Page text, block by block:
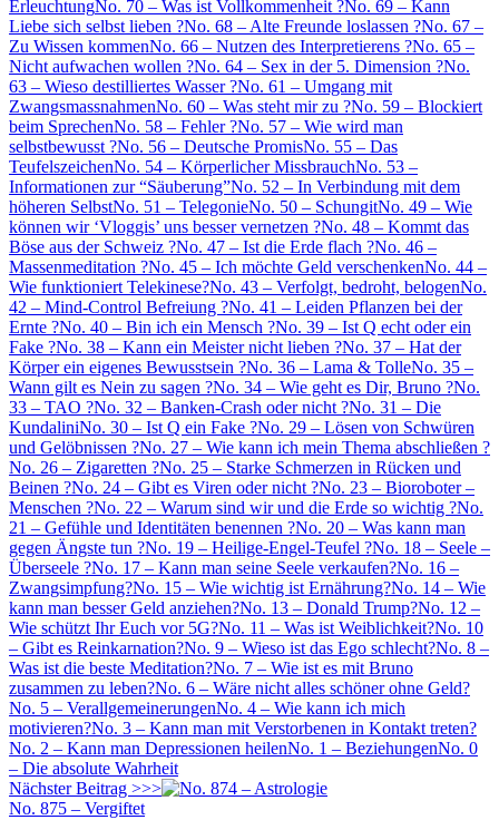
ErleuchtungNo. 70 – Was ist Vollkommenheit ?No. 69 – Kann
Liebe sich selbst lieben ?No. 68 – Alte Freunde loslassen ?No. 67 –
Zu Wissen kommenNo. 66 – Nutzen des Interpretierens ?No. 65 –
Nicht aufwachen wollen ?No. 64 – Sex in der 5. Dimension ?No.
63 – Wieso destilliertes Wasser ?No. 61 – Umgang mit
ZwangsmassnahmenNo. 60 – Was steht mir zu ?No. 59 – Blockiert
beim SprechenNo. 58 – Fehler ?No. 57 – Wie wird man
selbstbewusst ?No. 56 – Deutsche PromisNo. 55 – Das
TeufelszeichenNo. 54 – Körperlicher MissbrauchNo. 53 –
Informationen zur “Säuberung”No. 52 – In Verbindung mit dem
höheren SelbstNo. 51 – TelegonieNo. 50 – SchungitNo. 49 – Wie
können wir ‘Vloggis’ uns besser vernetzen ?No. 48 – Kommt das
Böse aus der Schweiz ?No. 47 – Ist die Erde flach ?No. 46 –
Massenmeditation ?No. 45 – Ich möchte Geld verschenkenNo. 44 –
Wie funktioniert Telekinese?No. 43 – Verfolgt, bedroht, belogenNo.
42 – Mind-Control Befreiung ?No. 41 – Leiden Pflanzen bei der
Ernte ?No. 40 – Bin ich ein Mensch ?No. 39 – Ist Q echt oder ein
Fake ?No. 38 – Kann ein Meister nicht lieben ?No. 37 – Hat der
Körper ein eigenes Bewusstsein ?No. 36 – Lama & TolleNo. 35 –
Wann gilt es Nein zu sagen ?No. 34 – Wie geht es Dir, Bruno ?No.
33 – TAO ?No. 32 – Banken-Crash oder nicht ?No. 31 – Die
KundaliniNo. 30 – Ist Q ein Fake ?No. 29 – Lösen von Schwüren
und Gelöbnissen ?No. 27 – Wie kann ich mein Thema abschließen ?
No. 26 – Zigaretten ?No. 25 – Starke Schmerzen in Rücken und
Beinen ?No. 24 – Gibt es Viren oder nicht ?No. 23 – Bioroboter –
Menschen ?No. 22 – Warum sind wir und die Erde so wichtig ?No.
21 – Gefühle und Identitäten benennen ?No. 20 – Was kann man
gegen Ängste tun ?No. 19 – Heilige-Engel-Teufel ?No. 18 – Seele –
Überseele ?No. 17 – Kann man seine Seele verkaufen?No. 16 –
Zwangsimpfung?No. 15 – Wie wichtig ist Ernährung?No. 14 – Wie
kann man besser Geld anziehen?No. 13 – Donald Trump?No. 12 –
Wie schützt Ihr Euch vor 5G?No. 11 – Was ist Weiblichkeit?No. 10
– Gibt es Reinkarnation?No. 9 – Wieso ist das Ego schlecht?No. 8 –
Was ist die beste Meditation?No. 7 – Wie ist es mit Bruno
zusammen zu leben?No. 6 – Wäre nicht alles schöner ohne Geld?
No. 5 – VerallgemeinerungenNo. 4 – Wie kann ich mich
motivieren?No. 3 – Kann man mit Verstorbenen in Kontakt treten?
No. 2 – Kann man Depressionen heilenNo. 1 – BeziehungenNo. 0
– Die absolute Wahrheit
Nächster Beitrag >>>
No. 875 – Vergiftet